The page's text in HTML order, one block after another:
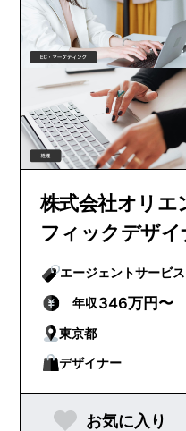
株式会社オリ
フィックデザイ
エージェントサービス オフィ
ビューティー
年収346万円〜
東京都
デザイナー
お気に入り